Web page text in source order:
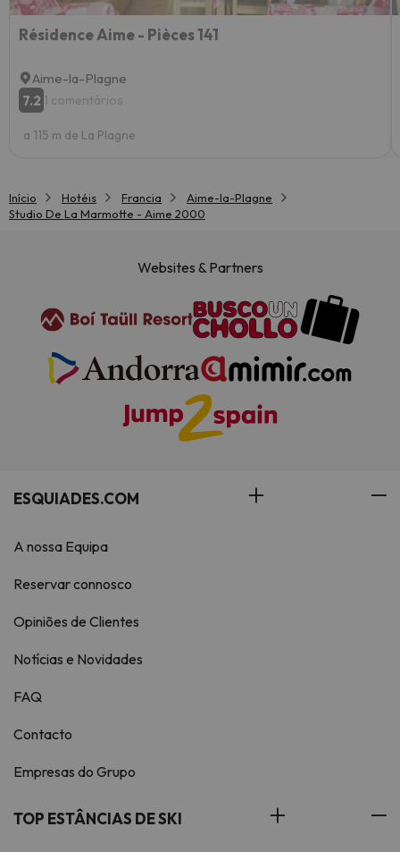
Résidence Aime - Pièces 141
Aime-la-Plagne
7.2 1 comentários
a 115 m de La Plagne
Início Hotéis Francia
Aime-la-Plagne
Studio De La Marmotte - Aime 2000
Websites & Partners
ESQUIADES.COM
A nossa Equipa
Reservar connosco
Opiniões de Clientes
Notícias e Novidades
FAQ
Contacto
Empresas do Grupo
TOP ESTÂNCIAS DE SKI